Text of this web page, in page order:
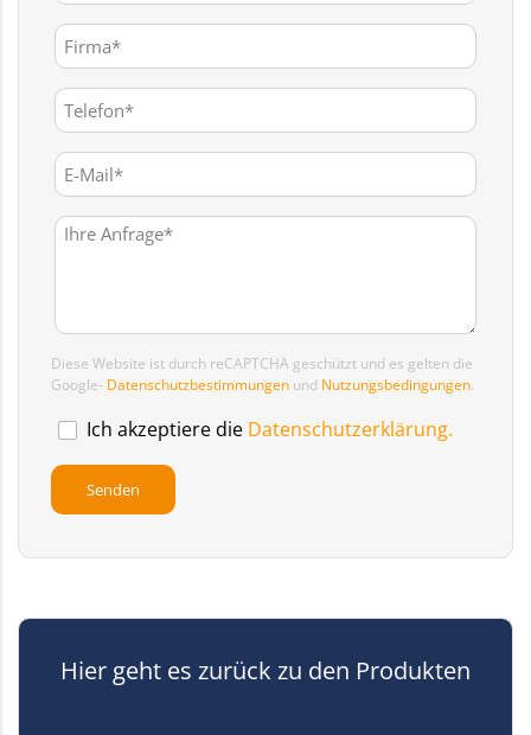
Diese Website ist durch reCAPTCHA geschützt und es gelten die
Google- Datenschutzbestimmungen und Nutzungsbedingungen.
Ich akzeptiere die Datenschutzerklärung.
Hier geht es zurück zu den Produkten